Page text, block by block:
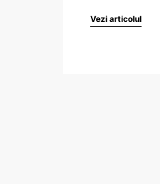
Vezi articolul